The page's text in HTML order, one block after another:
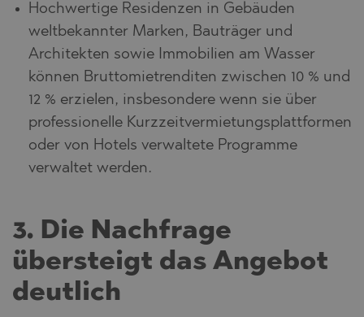
Hochwertige Residenzen in Gebäuden
weltbekannter Marken, Bauträger und
Architekten sowie Immobilien am Wasser
können Bruttomietrenditen zwischen 10 % und
12 % erzielen, insbesondere wenn sie über
professionelle Kurzzeitvermietungsplattformen
oder von Hotels verwaltete Programme
verwaltet werden.
3. Die Nachfrage
übersteigt das Angebot
deutlich